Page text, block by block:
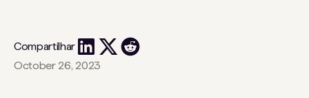
October 26, 2023
Compartilhar